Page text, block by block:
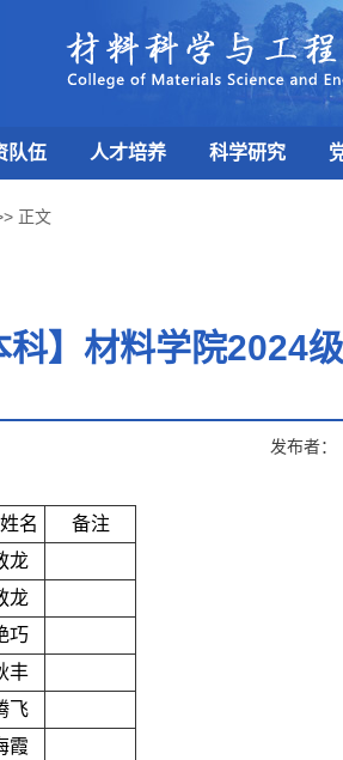
队伍 人才培养 科学研究
正文
科】材料学院2024
发布者：
名
备注
龙
龙
巧
丰
飞
霞